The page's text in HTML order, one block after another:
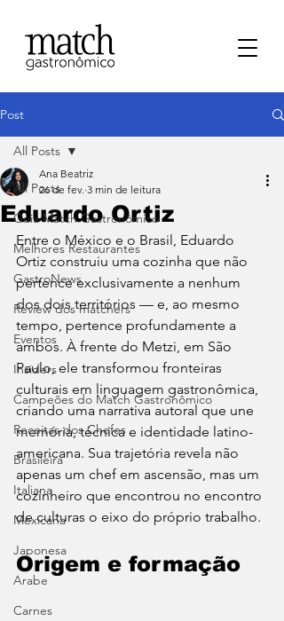
Post
All Posts
⁠Guia Match Gastronômico
Melhores Restaurantes
⁠GastroNews
Review dos matchers
Eventos
⁠Insiders
Campeões do Match Gastronômico
Receitas dos Chefes
Brasileira
Italiana
Mexicana
Japonesa
Arabe
Carnes
All Posts
Eduardo Ortiz
Ana Beatriz
26 de fev. 3 min de leitura
Entre o México e o Brasil, Eduardo
Ortiz construiu uma cozinha que não
pertence exclusivamente a nenhum
dos dois territórios — e, ao mesmo
tempo, pertence profundamente a
ambos. À frente do Metzi, em São
Paulo, ele transformou fronteiras
culturais em linguagem gastronômica,
criando uma narrativa autoral que une
memória, técnica e identidade latino-
americana. Sua trajetória revela não
apenas um chef em ascensão, mas um
cozinheiro que encontrou no encontro
de culturas o eixo do próprio trabalho.
Origem e formação